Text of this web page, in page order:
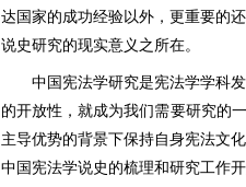
达国家的成功经验以外，更重要的
说史研究的现实意义之所在。
中国宪法学研究是宪法学学科
的开放性，就成为我们需要研究的
主导优势的背景下保持自身宪法文
中国宪法学说史的梳理和研究工作开